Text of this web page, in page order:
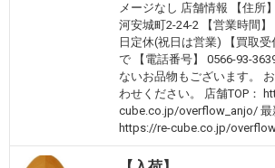
メージなし 店舗情報 【住所
河安城町2-24-2 【営業時間
日定休(祝日は営業) 【買取受
で 【電話番号】 0566-93-
ないお品物もございます。
わせください。 店舗TOP：
cube.co.jp/overflow_anjo/ 最
https://re-cube.co.jp/